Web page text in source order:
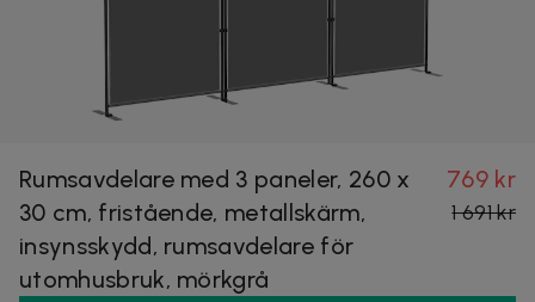
Rumsavdelare med 3 paneler, 260 x
30 cm, fristående, metallskärm,
insynsskydd, rumsavdelare för
utomhusbruk, mörkgrå
769 kr
1 691 kr